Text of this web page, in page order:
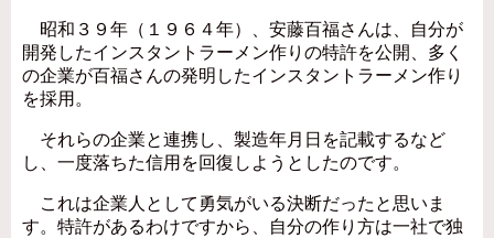
昭和３９年（１９６４年）、安藤百福さんは、自分が
開発したインスタントラーメン作りの特許を公開、多く
の企業が百福さんの発明したインスタントラーメン作り
を採用。
それらの企業と連携し、製造年月日を記載するなど
し、一度落ちた信用を回復しようとしたのです。
これは企業人として勇気がいる決断だったと思いま
す。特許があるわけですから、自分の作り方は一社で独